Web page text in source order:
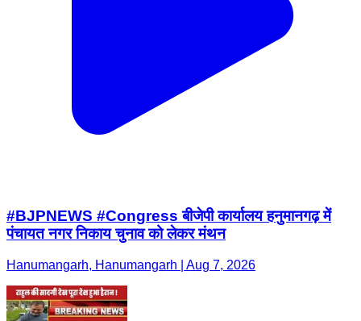
#BJPNEWS #Congress बीजेपी कार्यालय हनुमानगढ़ में
पंचायत नगर निकाय चुनाव को लेकर मंथन
Hanumangarh, Hanumangarh | Aug 7, 2026